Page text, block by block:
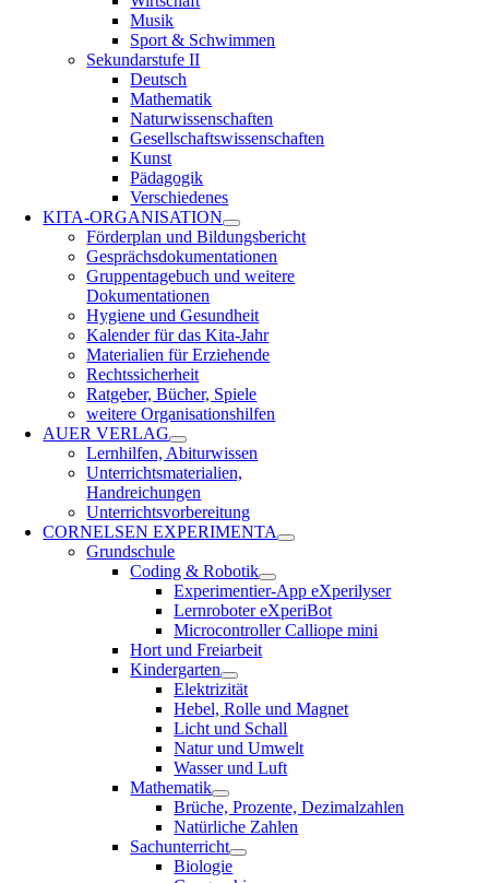
Musik
Sport & Schwimmen
Sekundarstufe II
Deutsch
Mathematik
Naturwissenschaften
Gesellschaftswissenschaften
Kunst
Pädagogik
Verschiedenes
KITA-ORGANISATION
Förderplan und Bildungsbericht
Gesprächsdokumentationen
Gruppentagebuch und weitere
Dokumentationen
Hygiene und Gesundheit
Kalender für das Kita-Jahr
Materialien für Erziehende
Rechtssicherheit
Ratgeber, Bücher, Spiele
weitere Organisationshilfen
AUER VERLAG
Lernhilfen, Abiturwissen
Unterrichtsmaterialien,
Handreichungen
Unterrichtsvorbereitung
CORNELSEN EXPERIMENTA
Grundschule
Coding & Robotik
Experimentier-App eXperilyser
Lernroboter eXperiBot
Microcontroller Calliope mini
Hort und Freiarbeit
Kindergarten
Elektrizität
Hebel, Rolle und Magnet
Licht und Schall
Natur und Umwelt
Wasser und Luft
Mathematik
Brüche, Prozente, Dezimalzahlen
Natürliche Zahlen
Sachunterricht
Biologie